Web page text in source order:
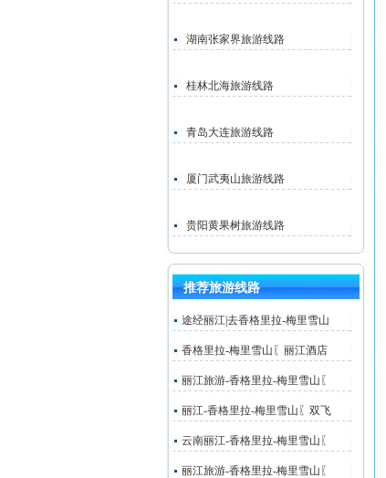
湖南张家界旅游线路
桂林北海旅游线路
青岛大连旅游线路
厦门武夷山旅游线路
贵阳黄果树旅游线路
推荐旅游线路
途经丽江|去香格里拉-梅里雪山
香格里拉-梅里雪山〖丽江酒店
丽江旅游-香格里拉-梅里雪山〖
丽江-香格里拉-梅里雪山〖双飞
云南丽江-香格里拉-梅里雪山〖
丽江旅游-香格里拉-梅里雪山〖